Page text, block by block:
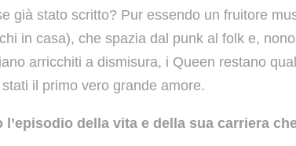
già stato scritto? Pur essendo un fruitore
in casa), che spazia dal punk al folk e,
arricchiti a dismisura, i Queen restano
il primo vero grande amore.
l’episodio della vita e della sua carriera